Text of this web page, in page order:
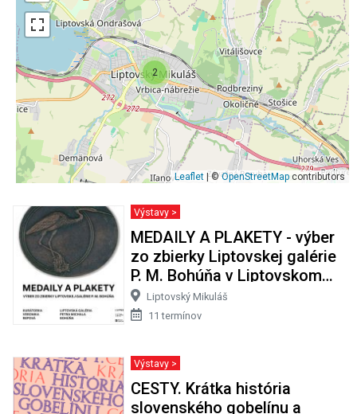
2
Leaflet | ©OpenStreetMap contributors
Výstavy >
MEDAILY A PLAKETY - výber
zo zbierky Liptovskej galérie
P. M. Bohúňa v Liptovskom
Mikuláši
Liptovský Mikuláš
11 termínov
Výstavy >
CESTY. Krátka história
slovenského gobelínu a